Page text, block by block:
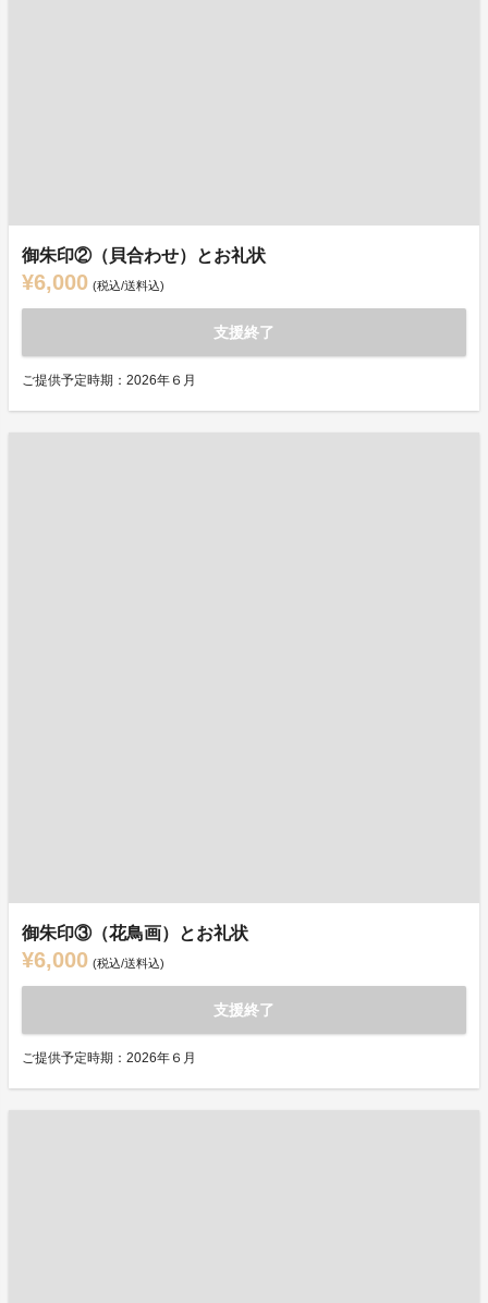
御朱印②（貝合わせ）とお礼状
¥6,000 (税込/送料込)
支援終了
ご提供予定時期：2026年６月
御朱印③（花鳥画）とお礼状
¥6,000 (税込/送料込)
支援終了
ご提供予定時期：2026年６月